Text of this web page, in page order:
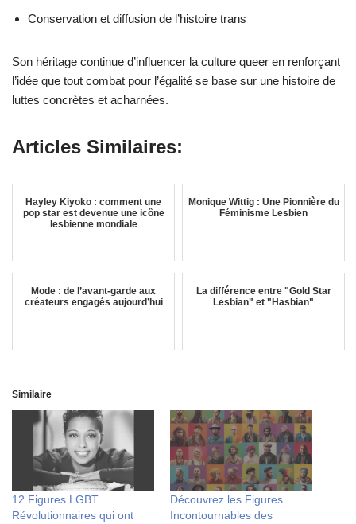
Conservation et diffusion de l’histoire trans
Son héritage continue d’influencer la culture queer en renforçant
l’idée que tout combat pour l’égalité se base sur une histoire de
luttes concrètes et acharnées.
Articles Similaires:
Hayley Kiyoko : comment une
pop star est devenue une icône
lesbienne mondiale
Monique Wittig : Une Pionnière du
Féminisme Lesbien
Mode : de l’avant-garde aux
créateurs engagés aujourd’hui
La différence entre "Gold Star
Lesbian" et "Hasbian"
Similaire
12 Figures LGBT
Révolutionnaires qui ont
Découvrez les Figures
Incontournables des